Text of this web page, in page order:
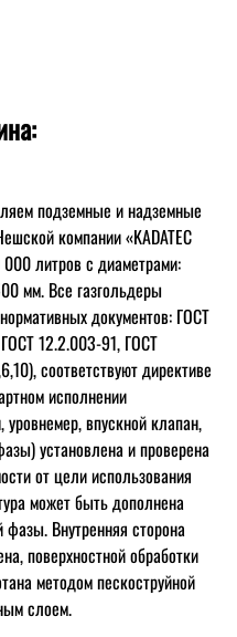
подземные и надземные
компании «KADATEC
литров с диаметрами:
мм. Все газгольдеры
документов: ГОСТ
12.2.003-91, ГОСТ
соответствуют директиве
исполнении
впускной клапан,
установлена и проверена
от цели использования
может быть дополнена
Внутренняя сторона
поверхностной обработки
методом пескоструйной
слоем.